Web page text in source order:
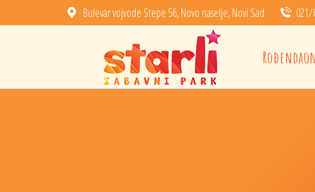
Bulevar vojvode Stepe 56, Novo naselje, Novi Sad 021/
Rođendaonica